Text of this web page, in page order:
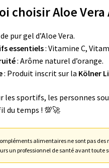
choisir Aloe
pur gel d’Aloe Vera.
essentiels: Vitamine C,
: Arôme naturel d’orange.
: Produit inscrit sur la Kölner
les sportifs, les personnes
du temps ! 💯🚀
alimentaires ne sont pas
un professionnel de santé avant toute